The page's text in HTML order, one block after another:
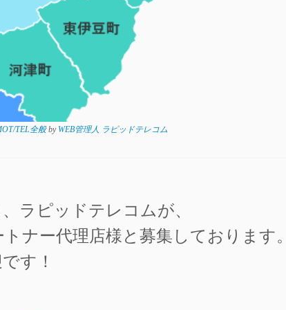
TEL全般by WEB管理人 ラピッドテレコム
ラピッドテレコムが、
ナー代理店様と募集しております。
す！